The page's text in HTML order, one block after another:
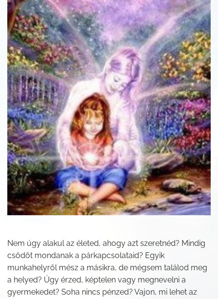
Nem úgy alakul az életed, ahogy azt szeretnéd? Mindig
csődöt mondanak a párkapcsolataid? Egyik
munkahelyről mész a másikra, de mégsem találod meg
a helyed? Úgy érzed, képtelen vagy megnevelni a
gyermekedet? Soha nincs pénzed? Vajon, mi lehet az